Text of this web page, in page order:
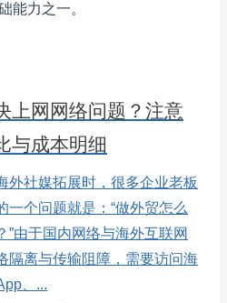
能力之一。
上网网络问题？注意
与成本明细
外社媒拓展时，很多企业老板
一个问题就是：“做外贸怎么
”由于国内网络与海外互联网
隔离与传输阻障，需要访问海
、...